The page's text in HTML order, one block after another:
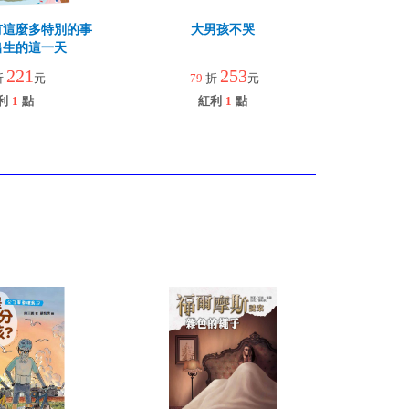
麼多特別的事
的這一天
221 元
1 點
大男孩不哭
79 折 253元
紅利 1 點